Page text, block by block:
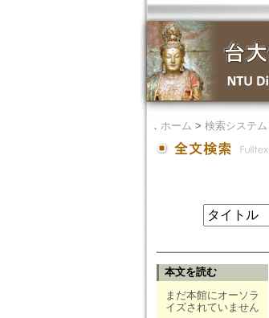
． ホーム > 検索システム
本文を読む
まだ本館にオーソラ
イズされていません